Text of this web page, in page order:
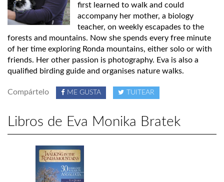
first learned to walk and could
accompany her mother, a biology
teacher, on weekly escapades to the
forests and mountains. Now she spends every free minute
of her time exploring Ronda mountains, either solo or with
friends. Her other passion is photography. Eva is also a
qualified birding guide and organises nature walks.
Compártelo ME GUSTA TUITEAR
Libros de Eva Monika Bratek